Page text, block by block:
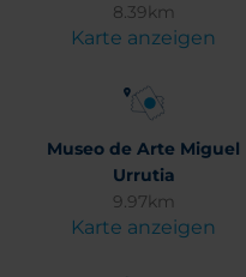
8.39km
Karte anzeigen
Museo de Arte Miguel
Urrutia
9.97km
Karte anzeigen